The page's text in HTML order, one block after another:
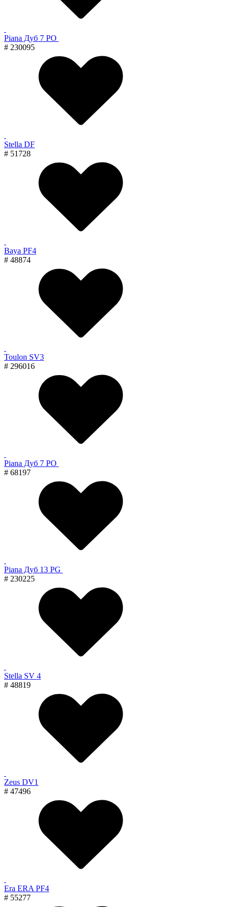
Piana Дуб 7 PO
# 230095
Stella DF
# 51728
Baya PF4
# 48874
Toulon SV3
# 296016
Piana Дуб 7 PO
# 68197
Piana Дуб 13 PG
# 230225
Stella SV 4
# 48819
Zeus DV1
# 47496
Era ERA PF4
# 55277